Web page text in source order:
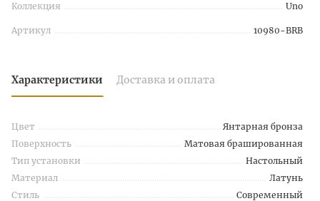
Коллекция Uno
Артикул 10980-BRB
Характеристики Доставка и оплата
Цвет
Янтарная бронза
Поверхность
Матовая брашированная
Тип установки
Настольный
Материал
Латунь
Стиль
Современный